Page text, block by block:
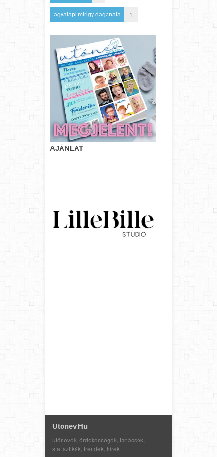
agyalapi mirigy daganata 1
AJÁNLAT
Utonev.hu
utónevek, érdekességek, tanácsok,
statisztikák, trendek, hírek